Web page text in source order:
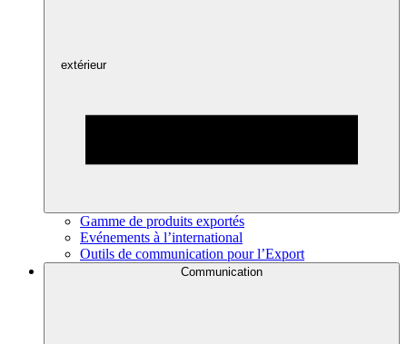
extérieur
Gamme de produits exportés
Evénements à l’international
Outils de communication pour l’Export
Communication